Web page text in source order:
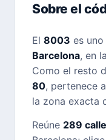
Sobre el
El 8003 es
Barcelona, en
Como el resto
80, pertenece
la zona exacta
Reúne 289